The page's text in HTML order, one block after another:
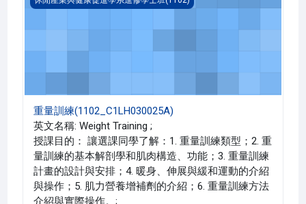
重量訓練(1102_C1LH030025A)
英文名稱: Weight Training ;
授課目的： 讓選課同學了解：1. 重量訓練類型；2. 重
量訓練的基本解剖學和肌肉構造、功能；3. 重量訓練
計畫的設計與安排；4. 暖身、伸展與緩和運動的介紹
與操作；5. 肌力營養增補劑的介紹；6. 重量訓練方法
介紹與實際操作。;